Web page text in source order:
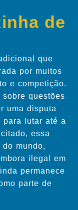
de
que
por muitos
e competição.
questões
uma disputa
para lutar até a
essa
mundo,
ilegal em
permanece
parte de